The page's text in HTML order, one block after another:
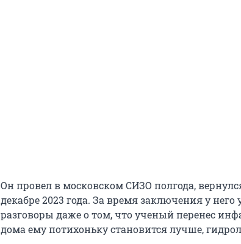
Он провел в московском СИЗО полгода,
декабре 2023 года. За время заключения у
разговоры даже о том, что ученый перенес
дома ему потихоньку становится лучше,